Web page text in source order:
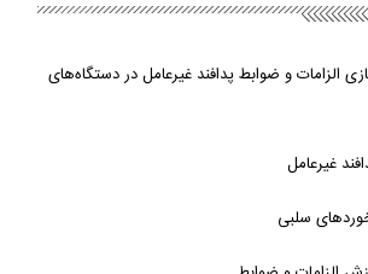
الزامات و ضوابط پدافند غیرعامل در دستگاه‌های
غیرعامل
سلبی